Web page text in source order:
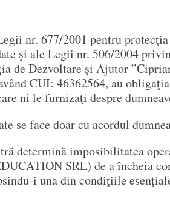
nr. 677/2001 pentru
şi ale Legii nr. 506/2004
de Dezvoltare și Ajutor
CUI: 46362564, au
ni le furnizaţi despre
se face doar cu acordul
determină imposibilitatea
SRL) de a încheia
i una din condiţiile